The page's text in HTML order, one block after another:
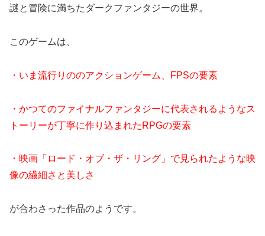
謎と冒険に満ちたダークファンタジーの世界。
このゲームは、
・いま流行りののアクションゲーム、FPSの要素
・かつてのファイナルファンタジーに代表されるようなス
トーリーが丁寧に作り込まれたRPGの要素
・映画「ロード・オブ・ザ・リング」で見られたような映
像の繊細さと美しさ
が合わさった作品のようです。